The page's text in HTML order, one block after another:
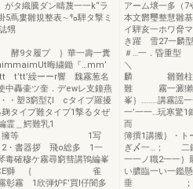
ダン疇蔑一一k“ラ
5蔦婁雛規整表∼㌔騨タ撃ミ
評 PtA磯誌甥
ラ
プ ｝華一壽一糞
晦繍鋤『…mm’
t’tt’繰ーーr響 魏霧葱名
中轟壷ツ奎．デewレ支鐘燕
・塑3窮型ζl cタイプ羅擾
タイプ難タイプ1撃るタぜ
霊＿鰐難乳1
。擁等 1写
2・書器拶 飛o総多 1一
毒確穆ケ霧尋窮彗講鴇編峯
…蓬 RCE獅 ｛ 雀
彰霧 1欣弾炉F’買l仔闇多
アーム壌一多（7
本文欝璽整慧
イ騨亥一ホワ脅
き躍 雪27一
＃…一．昏
＼ ㌦
麟 雛難柱鐙編
難 霧一澱獺弓
峯｝………講霧謡
一’一
而 ・；蹴
簿撰1講搬
ぎ〆一…； 二
一一ノ職2
い膿臨一
垂 ；一’